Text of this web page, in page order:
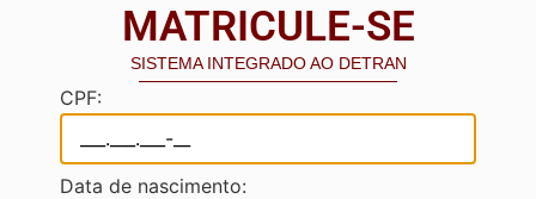
MATRICULE-SE
SISTEMA INTEGRADO AO DETRAN
CPF:
Data de nascimento: